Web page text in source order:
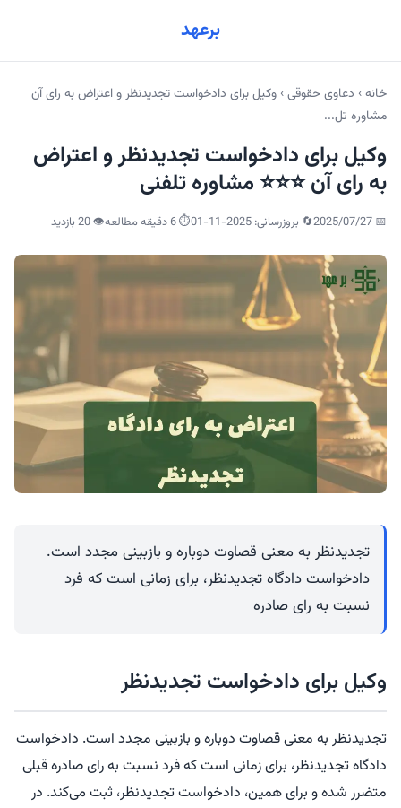
برعهد
خانه› دعاوی حقوقی› وکیل برای دادخواست تجدیدنظر و اعتراض به رای آن ️️️
مشاوره تل...
وکیل برای دادخواست تجدیدنظر و اعتراض
به رای آن ⭐️⭐️⭐️ مشاوره تلفنی
📅
2025/07/27🔄 بروزرسانی: 2025-11-01 ⏱️ 6 دقیقه مطالعه 👁️
20 بازدید
تجدیدنظر به معنی قصاوت دوباره و بازبینی مجدد است.
دادخواست دادگاه تجدیدنظر، برای زمانی است که فرد
نسبت به رای صادره
وکیل برای دادخواست تجدیدنظر
تجدیدنظر به معنی قصاوت دوباره و بازبینی مجدد است. دادخواست
دادگاه تجدیدنظر، برای زمانی است که فرد نسبت به رای صادره قبلی
متضرر شده و برای همین، دادخواست تجدیدنظر، ثبت می‌کند. در